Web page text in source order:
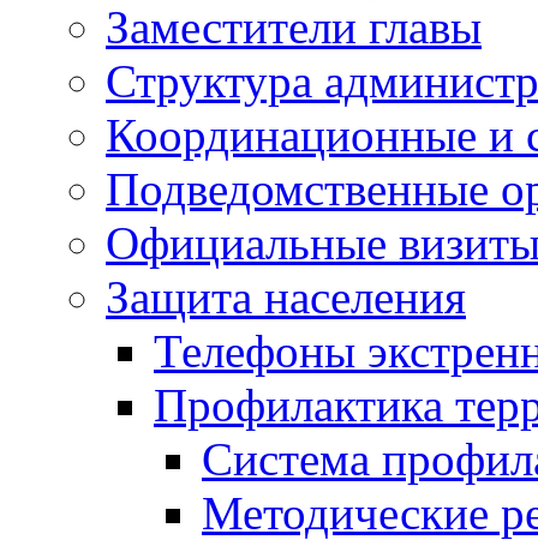
Заместители главы
Структура
Координационные и
Подведомственные
Официальные
Защита населения
Телефоны
Профилактика
Система
Методические